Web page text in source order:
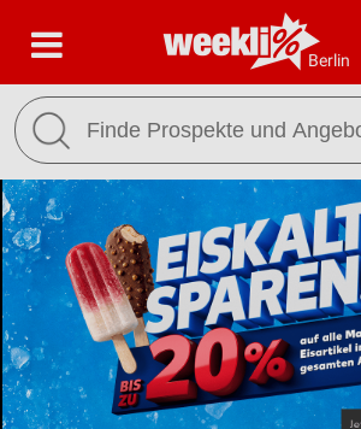
Berlin